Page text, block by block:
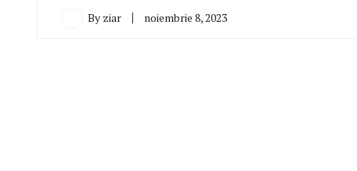
By ziar noiembrie 8, 2023